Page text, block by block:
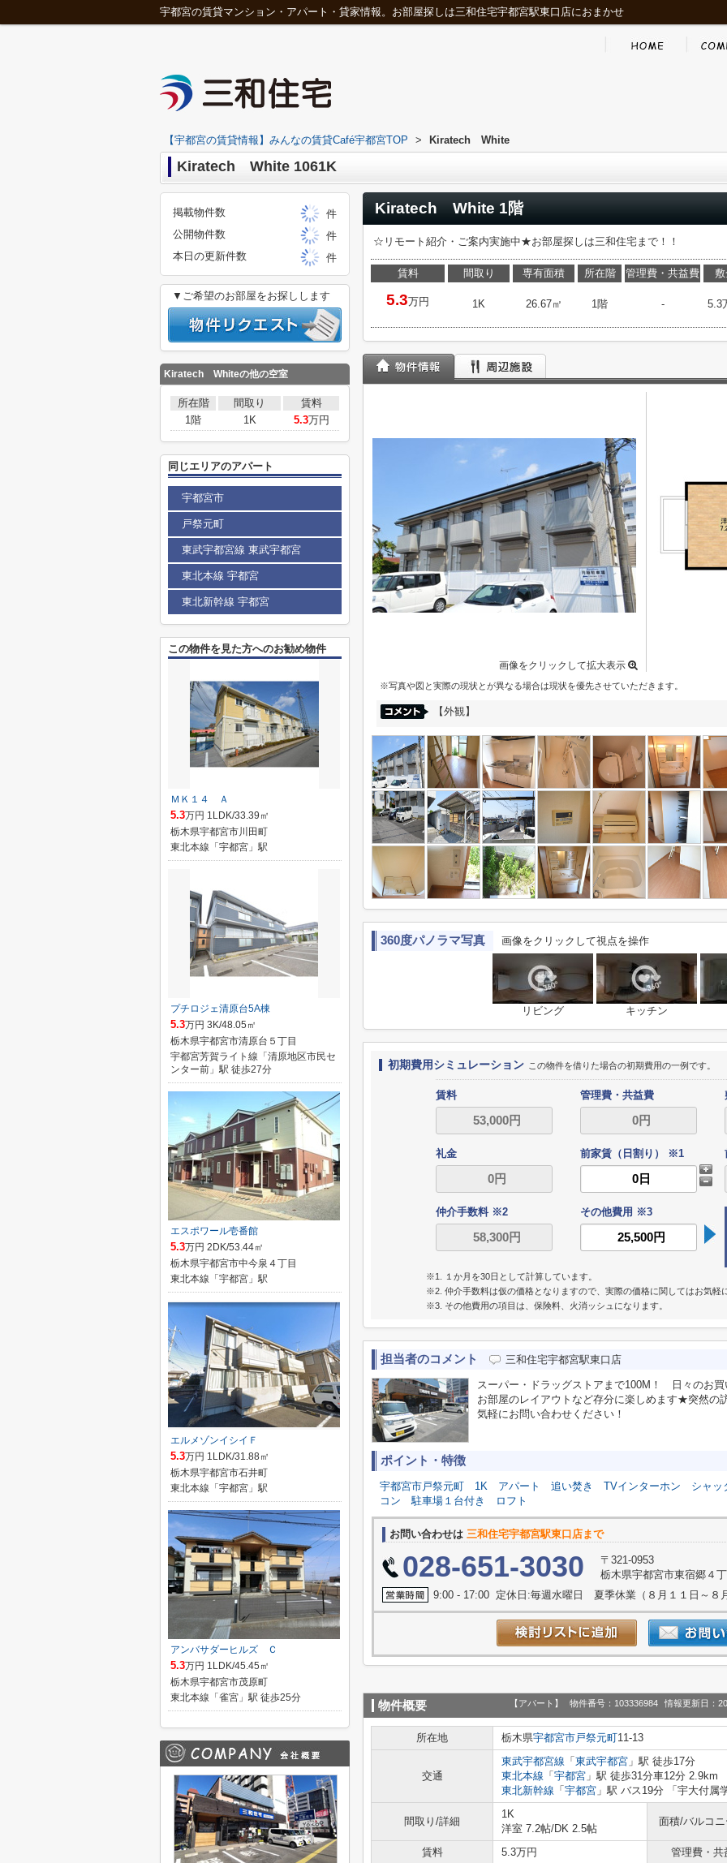
宇都宮の賃貸マンション・アパート・貸家情報。お部屋探しは三和住宅宇都宮駅東口店におまかせ
【宇都宮の賃貸情報】みんなの賃貸Café宇都宮TOP > Kiratech White
Kiratech White 1061K
Kiratech White 1階
☆リモート紹介・ご案内実施中★お部屋探しは三和住宅まで！！
賃料
5.3万円
間取り
1K
専有面積
26.67㎡
所在階
1階
管理費・共益費
- 5.3
画像をクリックして拡大表示
※写真や図と実際の現状とが異なる場合は現状を優先させていただきます。
【外観】
360度パノラマ写真 画像をクリックして視点を操作
リビング キッチン
初期費用シミュレーション この物件を借りた場合の初期費用の一例です。
賃料 管理費・共益費
礼金 前家賃（日割り） ※1
仲介手数料 ※2 その他費用 ※3
※1. １か月を30日として計算しています。
※2. 仲介手数料は仮の価格となりますので、実際の価格に関してはお気軽
※3. その他費用の項目は、保険料、火消ッシュになります。
担当者のコメント 三和住宅宇都宮駅東口店
スーパー・ドラッグストアまで100M！ 日々のお
お部屋のレイアウトなど存分に楽しめます★突然の
気軽にお問い合わせください！
ポイント・特徴
宇都宮市戸祭元町 1K アパート 追い焚き TVインターホン
シャッ
コン
駐車場１台付き ロフト
お問い合わせは 三和住宅宇都宮駅東口店まで
028-651-3030
〒321-0953
栃木県宇都宮市東宿郷４
9:00 - 17:00 定休日:毎週水曜日 夏季休業（８月１１日～８
物件概要 【アパート】 物件番号：103336984 情報更新日：
所在地 栃木県宇都宮市戸祭元町11-13
交通
東武宇都宮線 「 東武宇都宮 」駅 徒歩17分
東北本線 「 宇都宮 」駅 徒歩31分車12分 2.9km
東北新幹線 「 宇都宮 」駅 バス19分 「宇大付属
間取り/詳細
1K
洋室 7.2帖/DK 2.5帖
面積/バルコ
賃料 5.3万円
管理費・共
掲載物件数
件
公開物件数
件
本日の更新件数
件
▼ご希望のお部屋をお探しします
Kiratech Whiteの他の空室
所在階 間取り
賃料
1階
1K 5.3万円
同じエリアのアパート
宇都宮市
戸祭元町
東武宇都宮線 東武宇都宮
東北本線 宇都宮
東北新幹線 宇都宮
この物件を見た方へのお勧め物件
ＭＫ１４ Ａ
5.3万円 1LDK/33.39㎡
栃木県宇都宮市川田町
東北本線「宇都宮」駅
プチロジェ清原台5A棟
5.3万円 3K/48.05㎡
栃木県宇都宮市清原台５丁目
宇都宮芳賀ライト線「清原地区市民セ
ンター前」駅 徒歩27分
エスポワール壱番館
5.3万円 2DK/53.44㎡
栃木県宇都宮市中今泉４丁目
東北本線「宇都宮」駅
エルメゾンイシイＦ
5.3万円 1LDK/31.88㎡
栃木県宇都宮市石井町
東北本線「宇都宮」駅
アンバサダーヒルズ Ｃ
5.3万円 1LDK/45.45㎡
栃木県宇都宮市茂原町
東北本線「雀宮」駅 徒歩25分